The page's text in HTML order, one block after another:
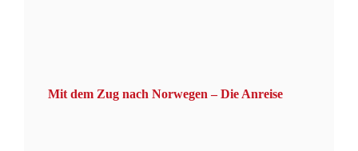
Mit dem Zug nach Norwegen – Die Anreise